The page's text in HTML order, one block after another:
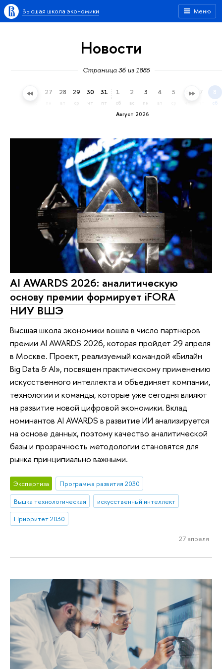
Меню
Высшая школа экономики
Новости
Страница 36 из 1885
26 27 28 29
ср
30
чт
31
пт
Август 2026
1
сб
2
вс
3
пн
4 5 6 7 8
сб
AI AWARDS 2026: аналитическую
основу премии формирует iFORA
НИУ ВШЭ
Высшая школа экономики вошла в число партнеров
премии AI AWARDS 2026, которая пройдет 29 апреля
в Москве. Проект, реализуемый командой «Билайн
Big Data & AI», посвящен практическому применению
искусственного интеллекта и объединяет компании,
технологии и команды, которые уже сегодня влияют
на развитие новой цифровой экономики. Вклад
номинантов AI AWARDS в развитие ИИ анализируется
на основе данных, поэтому качество аналитической
базы и прозрачность методологии становятся для
рынка принципиально важными.
Экспертиза
Программа развития 2030
Вышка технологическая
искусственный интеллект
Приоритет 2030
27 апреля